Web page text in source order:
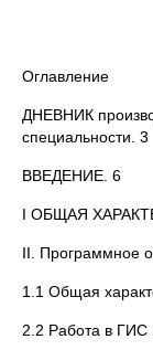
Оглавление
ДНЕВНИК
специальности. 3
ВВЕДЕНИЕ. 6
I ОБЩАЯ
II. Программное
1.1 Общая
2.2 Работа в ГИС